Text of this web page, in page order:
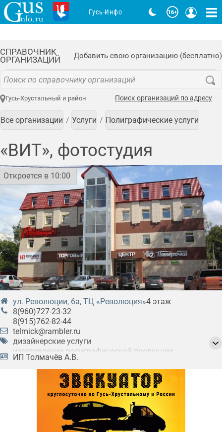
СПРАВОЧНИК
ОРГАНИЗАЦИЙ
Добавить свою организацию (бесплатно)
Гусь-Хрустальный и район Поиск организаций по адресу
Все организации Услуги Полиграфические услуги
«ВИТ», фотостудия
Откроется в 10:00
ул. Революции, 6а, ТЦ «Революция»4 этаж
8(960)727-23-32
8(915)762-82-44
telmick@rambler.ru
дизайнерские услуги
изготовление полиграфической продукции
услуги фотографов
ИП Толмачёв А.В.
Гусь-Инфо